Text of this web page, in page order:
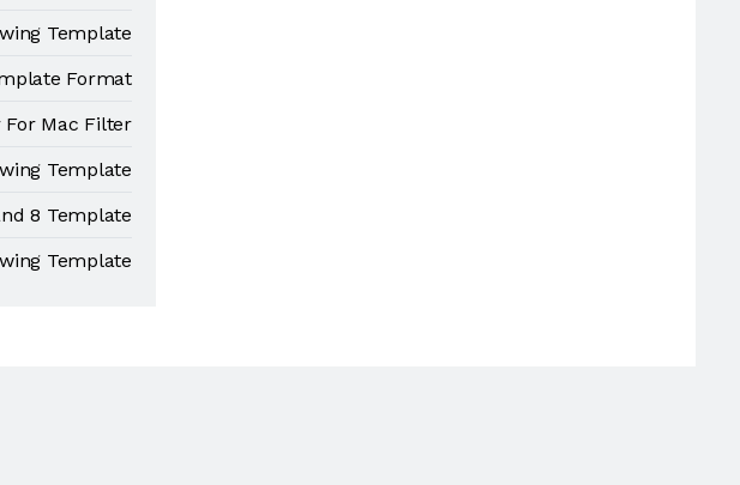
Template
Format
For Mac Filter
Template
8 Template
Template